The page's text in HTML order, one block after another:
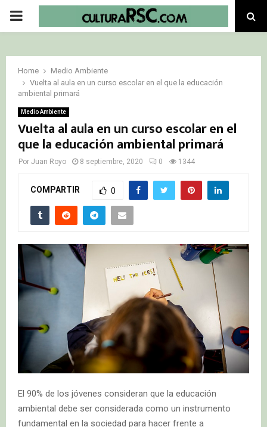
PRIMARY
Home
Medio Ambiente
Vuelta al aula en un curso escolar en el que la educación
ambiental primará
Medio Ambiente
Vuelta al aula en un curso escolar en el
que la educación ambiental primará
Por Juan Royo 8 septiembre, 2020 0 1344
COMPARTIR 0
El 90% de los jóvenes consideran que la educación
ambiental debe ser considerada como un instrumento
fundamental en la sociedad para hacer frente a